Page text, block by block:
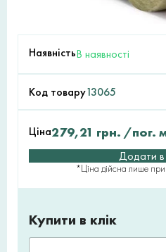
НаявністьВ наявності
Код товару13065
Ціна279,21 грн. /пог.
Додати
*Ціна дійсна лише при
Купити в клік